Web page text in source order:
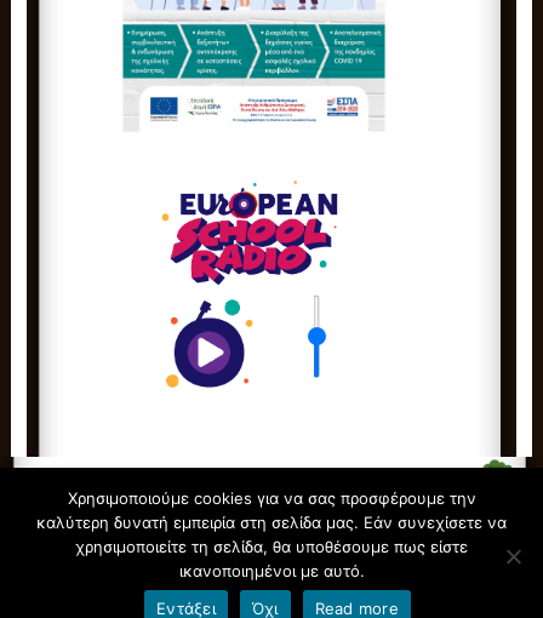
© All Rights Reserved.7ο Νηπιαγωγείο Ξάνθης
Φιλοξενείται απόBlogs.sch.gr
Χρησιμοποιούμε cookies για να σας προσφέρουμε την
καλύτερη δυνατή εμπειρία στη σελίδα μας. Εάν συνεχίσετε να
χρησιμοποιείτε τη σελίδα, θα υποθέσουμε πως είστε
ικανοποιημένοι με αυτό.
Εντάξει
Όχι Read more